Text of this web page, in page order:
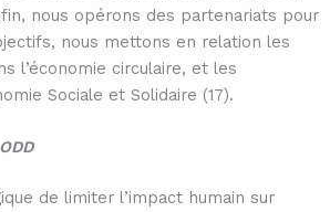
nous opérons des partenariats pour
nous mettons en relation les
l’économie circulaire, et les
Sociale et Solidaire (17).
de limiter l’impact humain sur